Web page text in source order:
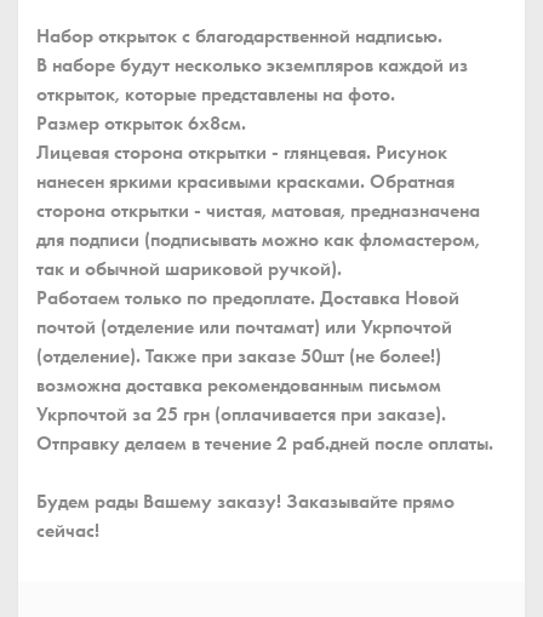
Набор открыток с благодарственной надписью.
В наборе будут несколько экземпляров каждой из
открыток, которые представлены на фото.
Размер открыток 6x8см.
Лицевая сторона открытки - глянцевая. Рисунок
нанесен яркими красивыми красками. Обратная
сторона открытки - чистая, матовая, предназначена
для подписи (подписывать можно как фломастером,
так и обычной шариковой ручкой).
Работаем только по предоплате. Доставка Новой
почтой (отделение или почтамат) или Укрпочтой
(отделение). Также при заказе 50шт (не более!)
возможна доставка рекомендованным письмом
Укрпочтой за 25 грн (оплачивается при заказе).
Отправку делаем в течение 2 раб.дней после оплаты.
Будем рады Вашему заказу! Заказывайте прямо
сейчас!